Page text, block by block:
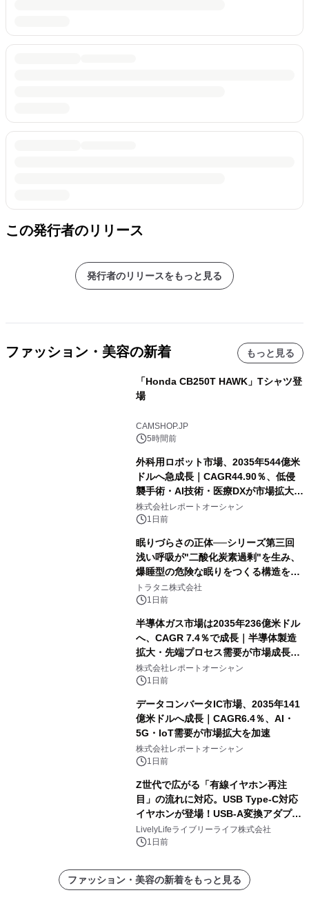
この発行者のリリース
発行者のリリースをもっと見る
ファッション・美容の新着 もっと見る
「Honda CB250T HAWK」Tシャツ登
場
CAMSHOP.JP
5時間前
外科用ロボット市場、2035年544億米
ドルへ急成長｜CAGR44.90％、低侵
襲手術・AI技術・医療DXが市場拡大を
牽引
株式会社レポートオーシャン
1日前
眠りづらさの正体──シリーズ第三回
浅い呼吸が"二酸化炭素過剰"を生み、
爆睡型の危険な眠りをつくる構造を解
説
トラタニ株式会社
1日前
半導体ガス市場は2035年236億米ドル
へ、CAGR 7.4％で成長｜半導体製造
拡大・先端プロセス需要が市場成長を
加速
株式会社レポートオーシャン
1日前
データコンバータIC市場、2035年141
億米ドルへ成長｜CAGR6.4％、AI・
5G・IoT需要が市場拡大を加速
株式会社レポートオーシャン
1日前
Z世代で広がる「有線イヤホン再注
目」の流れに対応。USB Type-C対応
イヤホンが登場！USB-A変換アダプタ
ー付きでスマホからパソコンまで幅広
く活用可能
LivelyLifeライブリーライフ株式会社
1日前
ファッション・美容の新着をもっと見る